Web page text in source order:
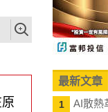
最新文章
1
AI散熱